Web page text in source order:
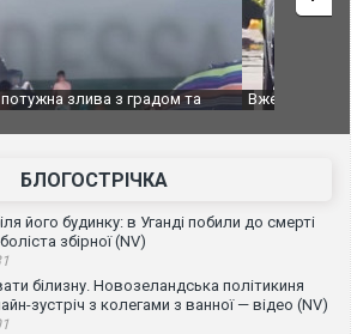
на тести: Ferrari готує оновлення
Purosangue. ВІДЕО
Вийшов
фільму
БЛОГОСТРІЧКА
його будинку: в Уганді побили до смерті
збірної (NV)
білизну. Новозеландська політикиня
зустріч з колегами з ванної — відео (NV)